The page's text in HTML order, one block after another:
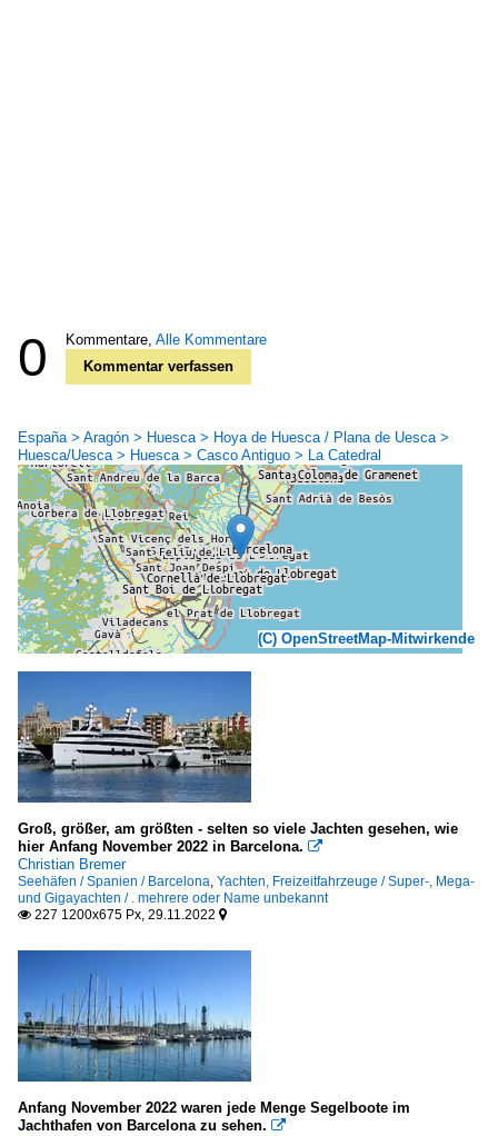
0 Kommentare, Alle Kommentare
Kommentar verfassen
España > Aragón > Huesca > Hoya de Huesca / Plana de Uesca >
Huesca/Uesca > Huesca > Casco Antiguo > La Catedral
(C) OpenStreetMap-Mitwirkende
Groß, größer, am größten - selten so viele Jachten gesehen, wie
hier Anfang November 2022 in Barcelona. 
Christian Bremer
Seehäfen / Spanien / Barcelona, Yachten, Freizeitfahrzeuge / Super-, Mega-
und Gigayachten / . mehrere oder Name unbekannt
 227 1200x675 Px, 29.11.2022 
Anfang November 2022 waren jede Menge Segelboote im
Jachthafen von Barcelona zu sehen. 